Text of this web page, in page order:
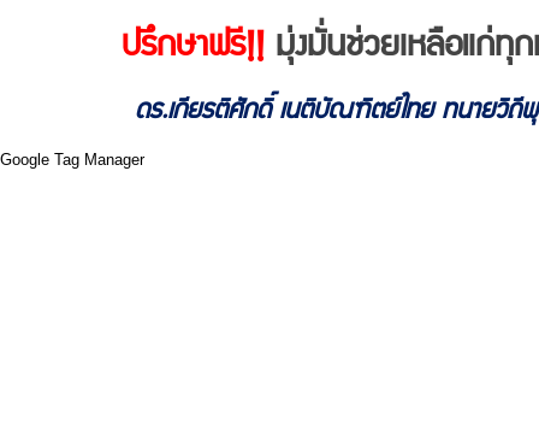
ปรึกษาฟรี!! มุ่งมั่นช่วยเหลือแก่ทุ
ดร.เกียรติศักดิ์ เนติบัณฑิตย์ไทย ทนายวิถีพุ
Google Tag Manager